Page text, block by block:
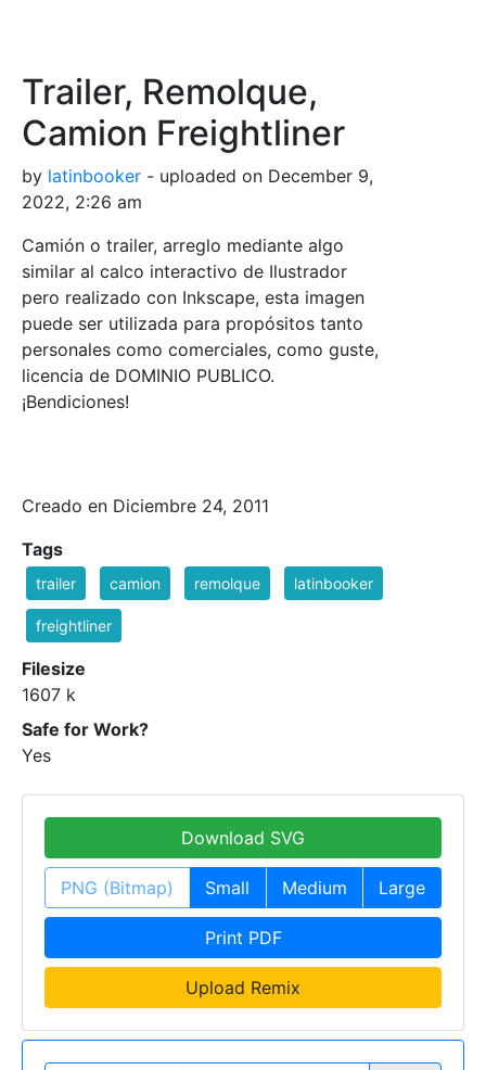
Trailer, Remolque,
Camion Freightliner
by latinbooker - uploaded on December 9,
2022, 2:26 am
Camión o trailer, arreglo mediante algo
similar al calco interactivo de Ilustrador
pero realizado con Inkscape, esta imagen
puede ser utilizada para propósitos tanto
personales como comerciales, como guste,
licencia de DOMINIO PUBLICO.
¡Bendiciones!
Creado en Diciembre 24, 2011
Tags
trailer camion remolque latinbooker
freightliner
Filesize
1607 k
Safe for Work?
Yes
Download SVG
PNG (Bitmap) Small Medium Large
Print PDF
Upload Remix